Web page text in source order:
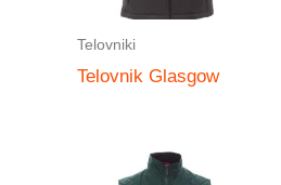
Telovniki
Telovnik Glasgow